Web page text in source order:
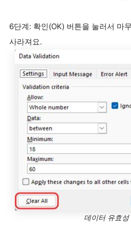
6단계: 확인(OK) 버튼을 눌러서 마
사라져요.
데이터 유효성